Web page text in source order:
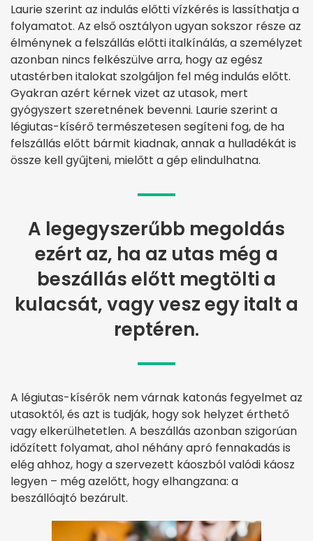
Laurie szerint az indulás előtti vízkérés is lassíthatja a
folyamatot. Az első osztályon ugyan sokszor része az
élménynek a felszállás előtti italkínálás, a személyzet
azonban nincs felkészülve arra, hogy az egész
utastérben italokat szolgáljon fel még indulás előtt.
Gyakran azért kérnek vizet az utasok, mert
gyógyszert szeretnének bevenni. Laurie szerint a
légiutas-kísérő természetesen segíteni fog, de ha
felszállás előtt bármit kiadnak, annak a hulladékát is
össze kell gyűjteni, mielőtt a gép elindulhatna.
A legegyszerűbb megoldás
ezért az, ha az utas még a
beszállás előtt megtölti a
kulacsát, vagy vesz egy italt a
reptéren.
A légiutas-kísérők nem várnak katonás fegyelmet az
utasoktól, és azt is tudják, hogy sok helyzet érthető
vagy elkerülhetetlen. A beszállás azonban szigorúan
időzített folyamat, ahol néhány apró fennakadás is
elég ahhoz, hogy a szervezett káoszból valódi káosz
legyen – még azelőtt, hogy elhangzana: a
beszállóajtó bezárult.